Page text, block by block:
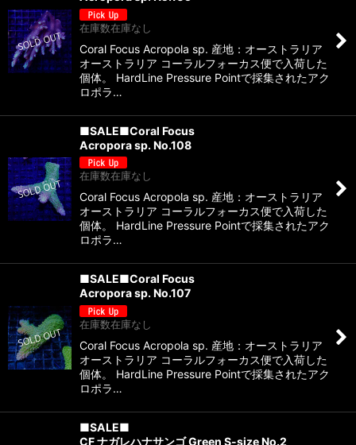
在庫数在庫なし
Coral Focus Acropola sp. 産地：オーストラリア
オーストラリア コーラルフォーカス便で入荷した
個体。 HardLine Pressure Pointで採集されたアク
ロポラ…
■SALE■Coral Focus
Acropora sp. No.108
在庫数在庫なし
Coral Focus Acropola sp. 産地：オーストラリア
オーストラリア コーラルフォーカス便で入荷した
個体。 HardLine Pressure Pointで採集されたアク
ロポラ…
■SALE■Coral Focus
Acropora sp. No.107
在庫数在庫なし
Coral Focus Acropola sp. 産地：オーストラリア
オーストラリア コーラルフォーカス便で入荷した
個体。 HardLine Pressure Pointで採集されたアク
ロポラ…
■SALE■
CF ナガレハナサンゴ Green S-size No.2